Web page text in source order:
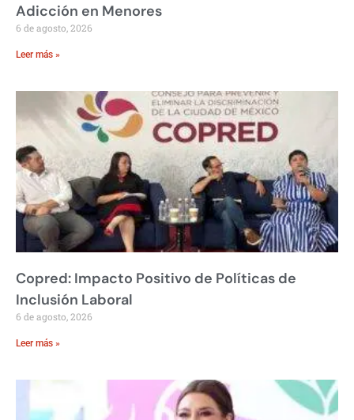
Adicción en Menores
6 de agosto, 2026
Leer más »
Copred: Impacto Positivo de Políticas de
Inclusión Laboral
6 de agosto, 2026
Leer más »